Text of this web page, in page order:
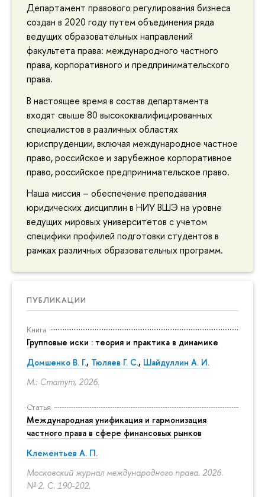
Департамент правового регулирования бизнеса
создан в 2020 году путем объединения ряда
ведущих образовательных направлений
факультета права: международного частного
права, корпоративного и предпринимательского
права.
В настоящее время в состав департамента
входят свыше 80 высококвалифицированных
специалистов в различных областях
юриспруденции, включая международное частное
право, российское и зарубежное корпоративное
право, российское предпринимательское право.
Наша миссия – обеспечение преподавания
юридических дисциплин в НИУ ВШЭ на уровне
ведущих мировых университетов с учетом
специфики профилей подготовки студентов в
рамках различных образовательных программ.
ПУБЛИКАЦИИ
Книга
Групповые иски : теория и практика в динамике
Домшенко В. Г., Тюляев Г. С., Шайдуллин А. И.
М.: Статут, 2026.
Статья
Международная унификация и гармонизация
частного права в сфере финансовых рынков
Клементьев А. П.
Московский журнал международного права. 2026.
№ 2. С. 190-202.